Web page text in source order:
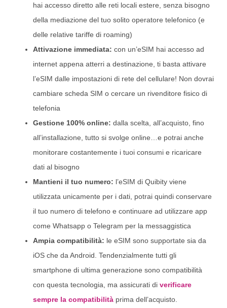
hai accesso diretto alle reti locali estere, senza bisogno
della mediazione del tuo solito operatore telefonico (e
delle relative tariffe di roaming)
Attivazione immediata: con un’eSIM hai accesso ad
internet appena atterri a destinazione, ti basta attivare
l’eSIM dalle impostazioni di rete del cellulare! Non dovrai
cambiare scheda SIM o cercare un rivenditore fisico di
telefonia
Gestione 100% online: dalla scelta, all’acquisto, fino
all’installazione, tutto si svolge online…e potrai anche
monitorare costantemente i tuoi consumi e ricaricare
dati al bisogno
Mantieni il tuo numero: l’eSIM di Quibity viene
utilizzata unicamente per i dati, potrai quindi conservare
il tuo numero di telefono e continuare ad utilizzare app
come Whatsapp o Telegram per la messaggistica
Ampia compatibilità: le eSIM sono supportate sia da
iOS che da Android. Tendenzialmente tutti gli
smartphone di ultima generazione sono compatibilità
con questa tecnologia, ma assicurati di verificare
sempre la compatibilità prima dell’acquisto.